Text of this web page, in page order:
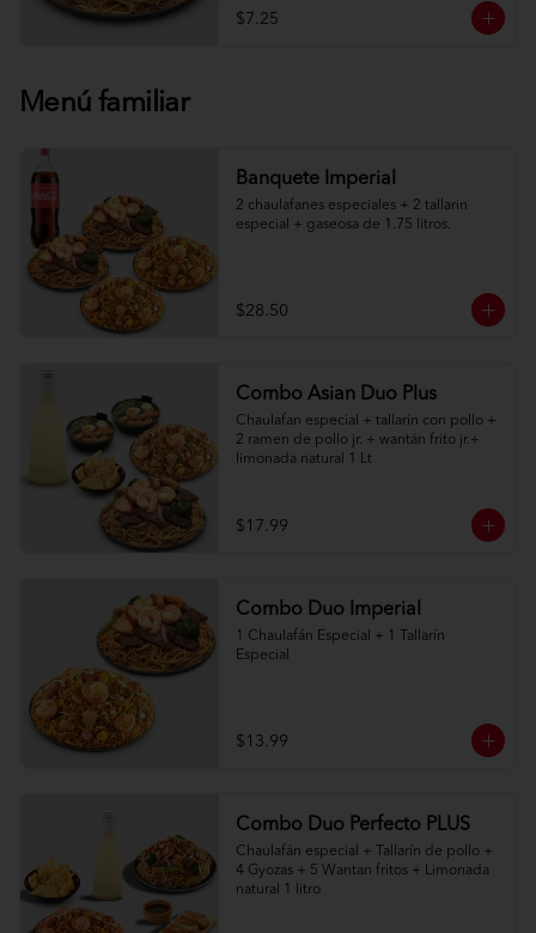
$7.25
Menú familiar
Banquete Imperial
2 chaulafanes especiales + 2 tallarin
especial + gaseosa de 1.75 litros.
$28.50
Combo Asian Duo Plus
Chaulafan especial + tallarín con pollo +
2 ramen de pollo jr. + wantán frito jr.+
limonada natural 1 Lt
$17.99
Combo Duo Imperial
1 Chaulafán Especial + 1 Tallarín
Especial
$13.99
Combo Duo Perfecto PLUS
Chaulafán especial + Tallarín de pollo +
4 Gyozas + 5 Wantan fritos + Limonada
natural 1 litro